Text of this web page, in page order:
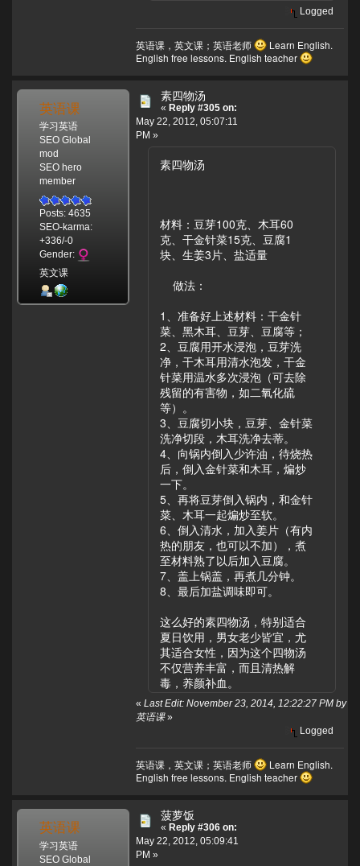
Logged
英语课，英文课；英语老师
Learn English.
English free lessons. English teacher
英语课
学习英语
SEO Global
mod
SEO hero
member
Posts: 4635
SEO-karma:
+336/-0
Gender:
英文课
素四物汤
« Reply #305 on:
May 22, 2012, 05:07:11
PM »
素四物汤
材料：豆芽100克、木耳60
克、干金针菜15克、豆腐1
块、生姜3片、盐适量
做法：
1、准备好上述材料：干金针
菜、黑木耳、豆芽、豆腐等；
2、豆腐用开水浸泡，豆芽洗
净，干木耳用清水泡发，干金
针菜用温水多次浸泡（可去除
残留的有害物，如二氧化硫
等）。
3、豆腐切小块，豆芽、金针菜
洗净切段，木耳洗净去蒂。
4、向锅内倒入少许油，待烧热
后，倒入金针菜和木耳，煸炒
一下。
5、再将豆芽倒入锅内，和金针
菜、木耳一起煸炒至软。
6、倒入清水，加入姜片（有内
热的朋友，也可以不加），煮
至材料熟了以后加入豆腐。
7、盖上锅盖，再煮几分钟。
8、最后加盐调味即可。
这么好的素四物汤，特别适合
夏日饮用，男女老少皆宜，尤
其适合女性，因为这个四物汤
不仅营养丰富，而且清热解
毒，养颜补血。
« Last Edit: November 23, 2014, 12:22:27 PM by
英语课»
Logged
英语课，英文课；英语老师
Learn English.
English free lessons. English teacher
英语课
学习英语
SEO Global
菠萝饭
« Reply #306 on:
May 22, 2012, 05:09:41
PM »